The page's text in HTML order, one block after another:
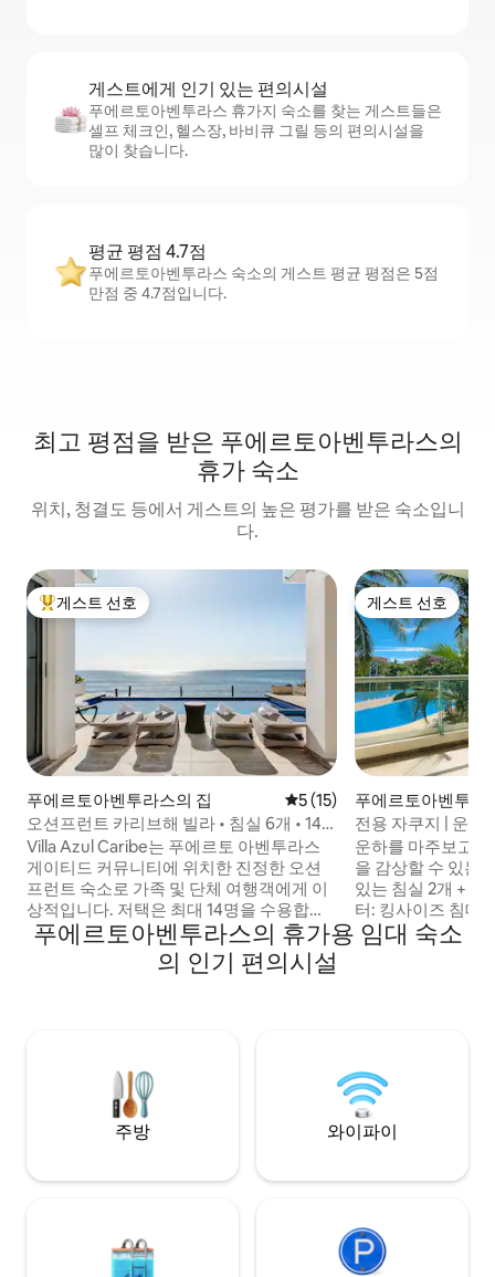
게스트에게 인기 있는 편의시설
푸에르토아벤투라스 휴가지 숙소를 찾는 게스트들은
셀프 체크인, 헬스장, 바비큐 그릴 등의 편의시설을
많이 찾습니다.
평균 평점 4.7점
푸에르토아벤투라스 숙소의 게스트 평균 평점은 5점
만점 중 4.7점입니다.
최고 평점을 받은 푸에르토아벤투라스의
휴가 숙소
위치, 청결도 등에서 게스트의 높은 평가를 받은 숙소입니
다.
상위 게스트 선호
게스트 선호
푸에르토아벤투라스의 집 평점 5점(5점 만점), 후기 15
5 (15)
오션프런트 카리브해 빌라 • 침실 6개 • 14
명 수용 가능
Villa Azul Caribe는 푸에르토 아벤투라스
게이티드 커뮤니티에 위치한 진정한 오션
프런트 숙소로 가족 및 단체 여행객에게 이
상적입니다. 저택은 최대 14명을 수용합니
다. - 카리브해를 마주하는 전용 욕실이 있
는 킹 사이즈 침대가 있는 침실 4개 - 4명 숙
박 가능한 이층 침대 객실 - 킹사이즈 침대
나는 길 건너편에 있습니다. 도보로 5~15분
거리에 스노클링, 보트 타기, 50개에 가까운
카페와 레스토랑이 있습니다.
게스트 선호
게스트 선호
푸에르토아벤투라
니엄
전용 자쿠지 | 운하
운하를 마주보고
을 감상할 수 있는
있는 침실 2개 + 반
터: 킹사이즈 침대,
납장. 두 번째 침실
대와 3개의 풀사
푸에르토아벤투라스의 휴가용 임대 숙소
의 인기 편의시설
주방 와이파이